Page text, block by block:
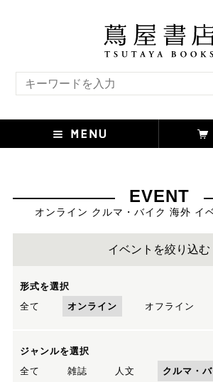
EVENT
オンライン クルマ・バイク 海外 イ
イベントを絞り込む
形式を選択
全て
オンライン オフライン
ジャンルを選択
全て
雑誌 人文
クルマ・